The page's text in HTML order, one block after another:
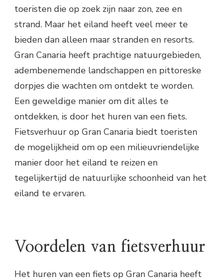
toeristen die op zoek zijn naar zon, zee en
strand. Maar het eiland heeft veel meer te
bieden dan alleen maar stranden en resorts.
Gran Canaria heeft prachtige natuurgebieden,
adembenemende landschappen en pittoreske
dorpjes die wachten om ontdekt te worden.
Een geweldige manier om dit alles te
ontdekken, is door het huren van een fiets.
Fietsverhuur op Gran Canaria biedt toeristen
de mogelijkheid om op een milieuvriendelijke
manier door het eiland te reizen en
tegelijkertijd de natuurlijke schoonheid van het
eiland te ervaren.
Voordelen van fietsverhuur
Het huren van een fiets op Gran Canaria heeft